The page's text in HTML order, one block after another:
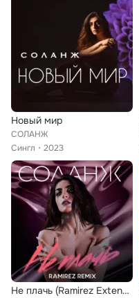
Новый мир
СОЛАНЖ
Сингл
2023
Не плачь (Ramirez Extended Remix)